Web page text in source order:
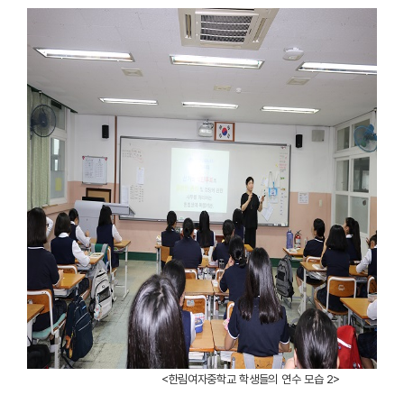
<한림여자중학교 학생들의 연수 모습 2>